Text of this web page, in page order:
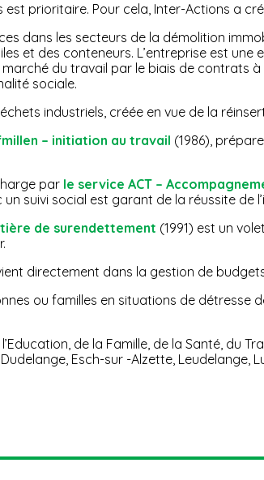
prioritaire. Pour cela, Inter-Actions a
dans les secteurs de la démolition
et des conteneurs. L’entreprise est une
du travail par le biais de contrats
sociale.
industriels, créée en vue de la
– initiation au travail (1986),
par le service ACT –
suivi social est garant de la réussite de
de surendettement (1991) est un
directement dans la gestion de
ou familles en situations de détresse
de la Famille, de la Santé, du
Esch-sur -Alzette, Leudelange,